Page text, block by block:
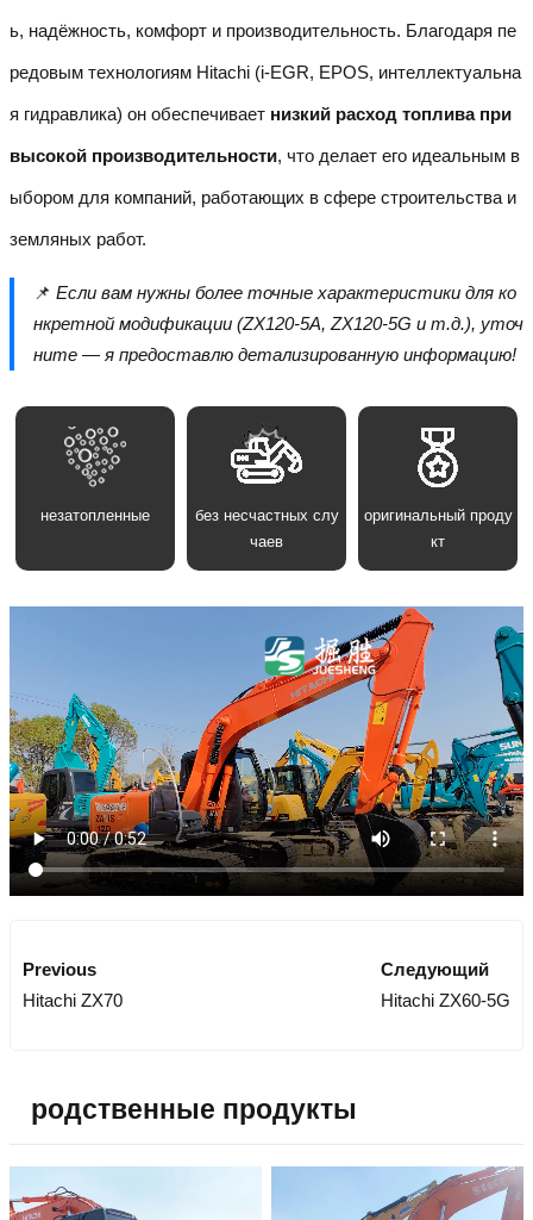
ь, надёжность, комфорт и производительность. Благодаря пе
редовым технологиям Hitachi (i-EGR, EPOS, интеллектуальна
я гидравлика) он обеспечивает низкий расход топлива при
высокой производительности, что делает его идеальным в
ыбором для компаний, работающих в сфере строительства и
земляных работ.
📌 Если вам нужны более точные характеристики для ко
нкретной модификации (ZX120-5A, ZX120-5G и т.д.), уточ
ните — я предоставлю детализированную информацию!
незатопленные
без несчастных слу
чаев
оригинальный проду
кт
Previous
Hitachi ZX70
Следующий
Hitachi ZX60-5G
родственные продукты